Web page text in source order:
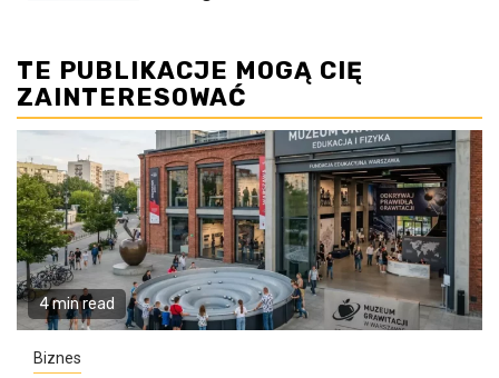
TE PUBLIKACJE MOGĄ CIĘ
ZAINTERESOWAĆ
4 min read
Biznes